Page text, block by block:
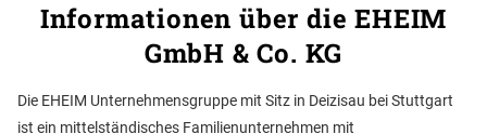
Informationen über die EHEIM
GmbH & Co. KG
Die EHEIM Unternehmensgruppe mit Sitz in Deizisau bei Stuttgart
ist ein mittelständisches Familienunternehmen mit